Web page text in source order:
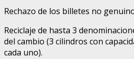
Rechazo de los billetes no
Reciclaje de hasta 3
del cambio (3 cilindros con
cada uno).